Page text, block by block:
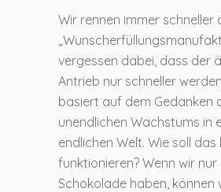
Wir rennen immer schneller
vergessen dabei, dass der
Antrieb nur schneller
basiert auf dem Gedanken
unendlichen Wachstums in
endlichen Welt. Wie soll
funktionieren? Wenn wir nur
Schokolade haben, können